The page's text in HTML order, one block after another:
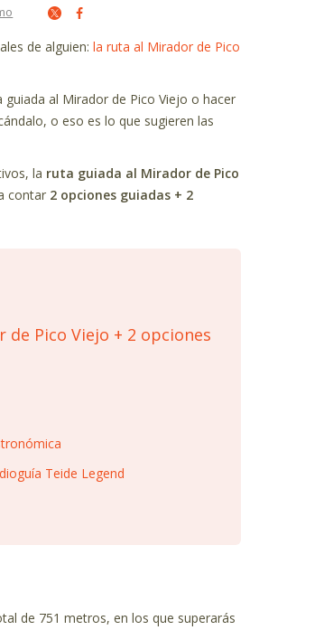
de alguien:la ruta al Mirador de Pico
al Mirador de Pico Viejo o hacer
o eso es lo que sugieren las
la ruta guiada al Mirador de Pico
contar 2 opciones guiadas + 2
Pico Viejo + 2 opciones
Teide Legend
de 751 metros, en los que superarás